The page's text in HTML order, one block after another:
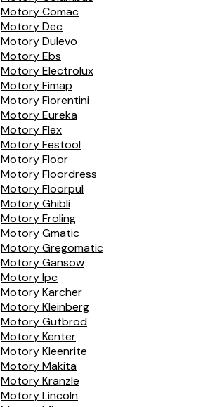
Motory Comac
Motory Dec
Motory Dulevo
Motory Ebs
Motory Electrolux
Motory Fimap
Motory Fiorentini
Motory Eureka
Motory Flex
Motory Festool
Motory Floor
Motory Floordress
Motory Floorpul
Motory Ghibli
Motory Froling
Motory Gmatic
Motory Gregomatic
Motory Gansow
Motory Ipc
Motory Karcher
Motory Kleinberg
Motory Gutbrod
Motory Kenter
Motory Kleenrite
Motory Makita
Motory Kranzle
Motory Lincoln